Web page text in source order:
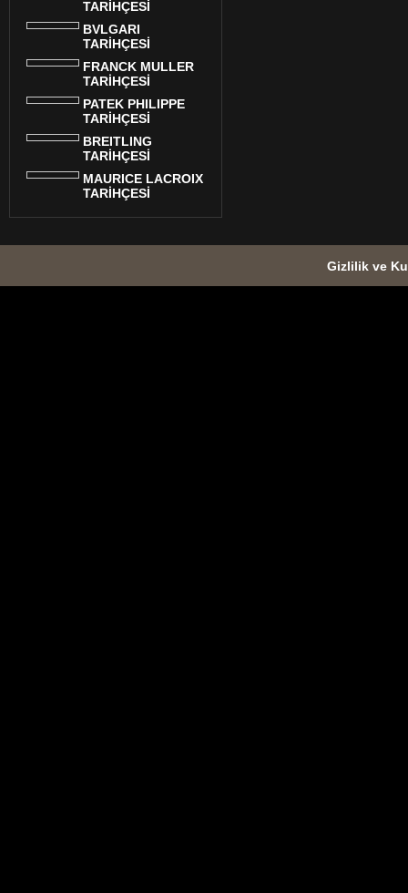
TARİHÇESİ
BVLGARI
TARİHÇESİ
FRANCK MULLER
TARİHÇESİ
PATEK PHILIPPE
TARİHÇESİ
BREITLING
TARİHÇESİ
MAURICE LACROIX
TARİHÇESİ
Gizlilik ve